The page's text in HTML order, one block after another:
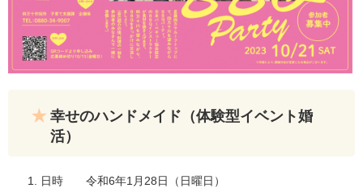
​​幸せのハンドメイド（体験型イベント婚
活）
日時 令和6年1月28日（日曜日）